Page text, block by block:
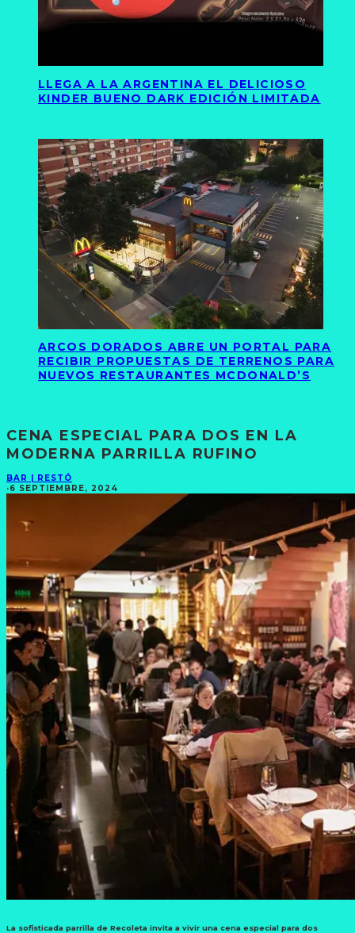
LLEGA A LA ARGENTINA EL DELICIOSO
KINDER BUENO DARK EDICIÓN LIMITADA
ARCOS DORADOS ABRE UN PORTAL PARA
RECIBIR PROPUESTAS DE TERRENOS PARA
NUEVOS RESTAURANTES MCDONALD’S
CENA ESPECIAL PARA DOS EN LA
MODERNA PARRILLA RUFINO
BAR | RESTÓ
·6 SEPTIEMBRE, 2024
La sofisticada parrilla de Recoleta invita a vivir una cena especial para dos